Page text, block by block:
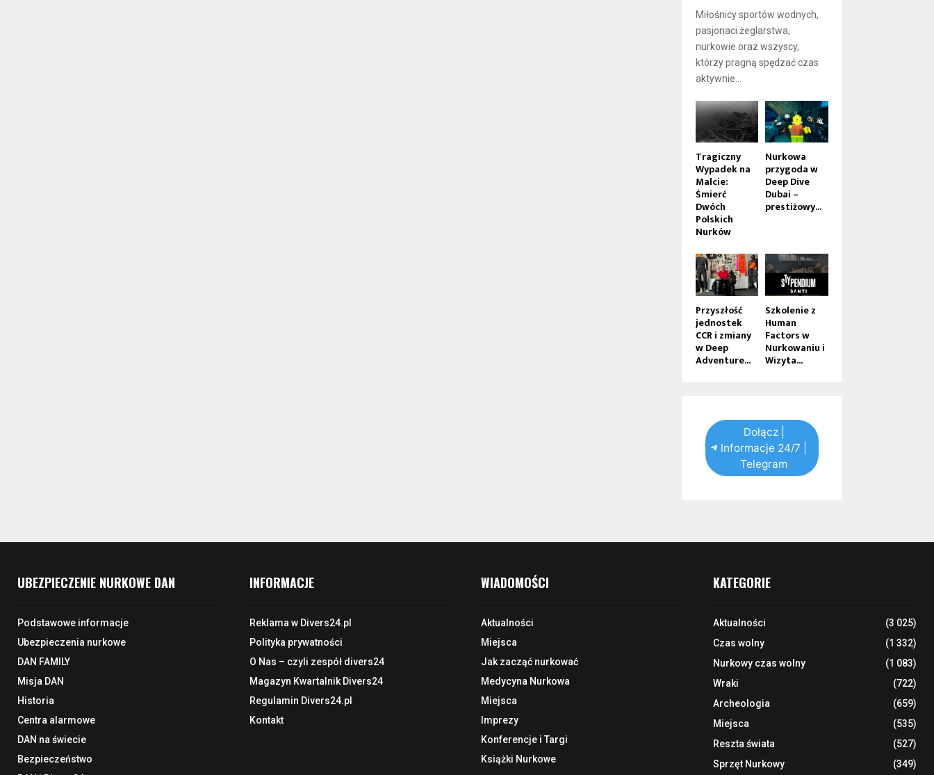
Miłośnicy sportów wodnych,
pasjonaci żeglarstwa,
nurkowie oraz wszyscy,
którzy pragną spędzać czas
aktywnie...
Tragiczny
Wypadek na
Malcie:
Śmierć
Dwóch
Polskich
Nurków
Nurkowa
przygoda w
Deep Dive
Dubai –
prestiżowy...
Przyszłość
jednostek
CCR i zmiany
w Deep
Adventure...
Szkolenie z
Human
Factors w
Nurkowaniu i
Wizyta...
Dołącz |
Informacje 24/7 |
Telegram
UBEZPIECZENIE NURKOWE DAN
Podstawowe informacje
Ubezpieczenia nurkowe
DAN FAMILY
Misja DAN
Historia
Centra alarmowe
DAN na świecie
Bezpieczeństwo
INFORMACJE
Reklama w Divers24.pl
Polityka prywatności
O Nas – czyli zespół divers24
Magazyn Kwartalnik Divers24
Regulamin Divers24.pl
Kontakt
WIADOMOŚCI
Aktualności
Miejsca
Jak zacząć nurkować
Medycyna Nurkowa
Miejsca
Imprezy
Konferencje i Targi
Książki Nurkowe
KATEGORIE
Aktualności
(3 025)
Czas wolny
(1 332)
Nurkowy czas wolny
(1 083)
Wraki
(722)
Archeologia
(659)
Miejsca
(535)
Reszta świata
(527)
Sprzęt Nurkowy
(349)